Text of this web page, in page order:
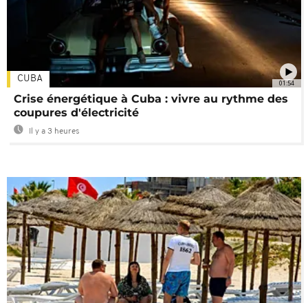
01:54
CUBA
Crise énergétique à Cuba : vivre au rythme des
coupures d'électricité
Il y a 3 heures